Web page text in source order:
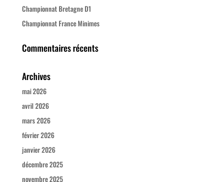
Championnat Bretagne D1
Championnat France Minimes
Commentaires récents
Archives
mai 2026
avril 2026
mars 2026
février 2026
janvier 2026
décembre 2025
novembre 2025